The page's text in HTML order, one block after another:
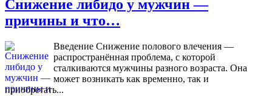
Снижение либидо у мужчин —
причины и что…
Введение Снижение полового влечения —
распространённая проблема, с которой
сталкиваются мужчины разного возраста. Она
может возникать как временно, так и
приобретать...